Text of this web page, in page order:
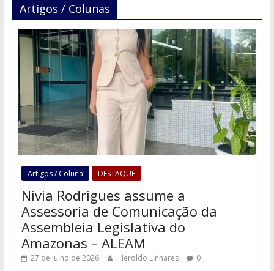
Artigos / Colunas
Artigos / Coluna DESTAQUE
Nivia Rodrigues assume a
Assessoria de Comunicação da
Assembleia Legislativa do
Amazonas – ALEAM
27 de julho de 2026 Heroldo Linhares 0